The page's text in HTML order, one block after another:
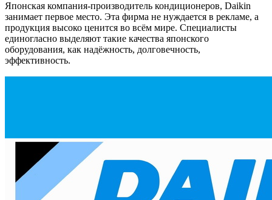
Японская компания-производитель кондиционеров, Daikin
занимает первое место. Эта фирма не нуждается в рекламе, а
продукция высоко ценится во всём мире. Специалисты
единогласно выделяют такие качества японского
оборудования, как надёжность, долговечность,
эффективность.